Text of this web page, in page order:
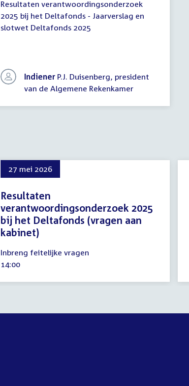
Algemene
Rekenkamer
Resultaten verantwoordingsonderzoek
2025 bij het Deltafonds - Jaarverslag en
slotwet Deltafonds 2025
Indiener P.J. Duisenberg, president
van de Algemene Rekenkamer
27 mei 2026
Resultaten
verantwoordingsonderzoek 2025
bij het Deltafonds (vragen aan
kabinet)
mei
2026
Inbreng feitelijke vragen
Tijd
14:00